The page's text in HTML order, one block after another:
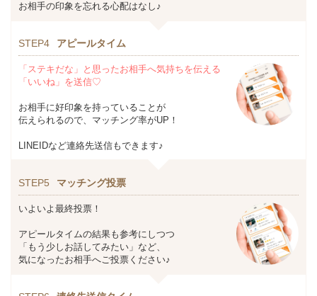
お相手の印象を忘れる心配はなし♪
STEP4 アピールタイム
「ステキだな」と思ったお相手へ気持ちを伝える
「いいね」を送信♡
お相手に好印象を持っていることが
伝えられるので、マッチング率がUP！
LINEIDなど連絡先送信もできます♪
STEP5 マッチング投票
いよいよ最終投票！
アピールタイムの結果も参考にしつつ
「もう少しお話してみたい」など、
気になったお相手へご投票ください♪